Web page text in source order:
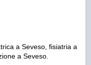
a Seveso, fisiatria a
a Seveso.